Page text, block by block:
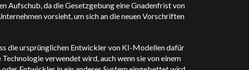
Aufschub, da die Gesetzgebung eine Gnadenfrist von
vorsieht, um sich an die neuen Vorschriften
die ursprünglichen Entwickler von KI-Modellen dafür
verwendet wird, auch wenn sie von einem